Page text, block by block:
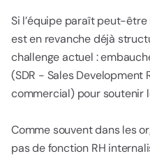
Si l’équipe paraît peut-
est en revanche déjà
challenge actuel :
(SDR - Sales
commercial) pour soutenir
Comme souvent dans les
pas de fonction RH